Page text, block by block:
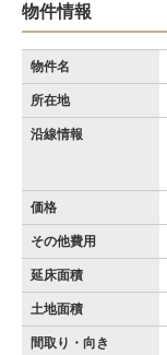
物件情報
物件名
所在地
沿線情報
価格
その他費用
延床面積
土地面積
間取り・向き